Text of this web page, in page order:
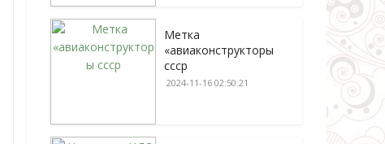
Метка
«авиаконструкторы
ссср
2024-11-16 02:50:21